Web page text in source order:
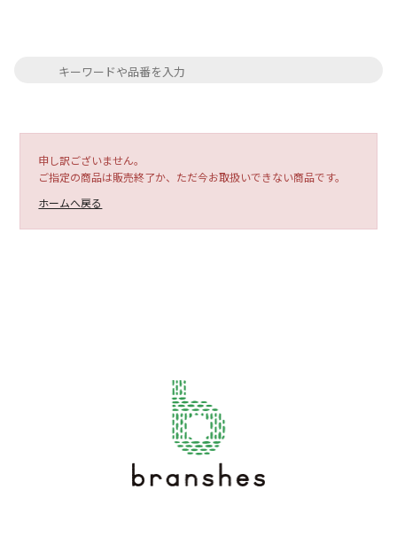
申し訳ございません。
ご指定の商品は販売終了か、ただ今お取扱いできない商品です。
ホームへ戻る